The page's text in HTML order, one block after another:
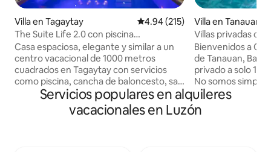
Villa en Tagaytay Calificación promedio: 4.94 de
4.94 (215)
The Suite Life 2.0 con piscina
climatizada, cine y cancha
Casa espaciosa, elegante y similar a un
centro vacacional de 1000 metros
cuadrados en Tagaytay con servicios
como piscina, cancha de baloncesto, sala
de cine, sala de juegos y video. Ideal para
preparativos de bodas, cumpleaños o
unas vacaciones relajantes. Imagina
Villa en Tanauan
Villas privadas
cancha de
Bienvenidos a
de Tanauan,
privado a solo 1,5
No somos
piscina, sino un
de villas
exuberante y extenso.
Servicios populares en alquileres
vacacionales en Luzón